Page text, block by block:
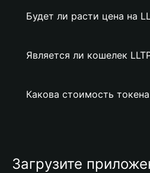
Будет ли расти цена на
Является ли кошелек
Какова стоимость токена
Загрузите